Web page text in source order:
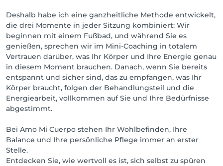
Deshalb habe ich eine ganzheitliche Methode entwickelt,
die drei Momente in jeder Sitzung kombiniert: Wir
beginnen mit einem Fußbad, und während Sie es
genießen, sprechen wir im Mini-Coaching in totalem
Vertrauen darüber, was Ihr Körper und Ihre Energie genau
in diesem Moment brauchen. Danach, wenn Sie bereits
entspannt und sicher sind, das zu empfangen, was Ihr
Körper braucht, folgen der Behandlungsteil und die
Energiearbeit, vollkommen auf Sie und Ihre Bedürfnisse
abgestimmt.
Bei Amo Mi Cuerpo stehen Ihr Wohlbefinden, Ihre
Balance und Ihre persönliche Pflege immer an erster
Stelle.
Entdecken Sie, wie wertvoll es ist, sich selbst zu spüren